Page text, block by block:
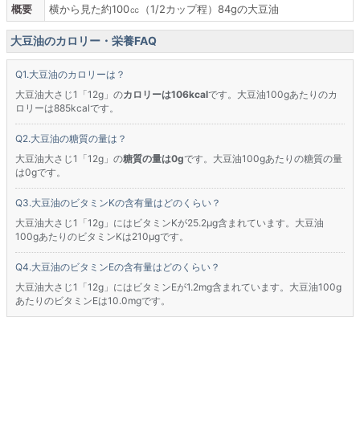
概要 横から見た約100㏄（1/2カップ程）84gの大豆油
大豆油のカロリー・栄養FAQ
大豆油のカロリーは？
大豆油大さじ1「12g」のカロリーは106kcalです。大豆油100gあたりのカ
ロリーは885kcalです。
大豆油の糖質の量は？
大豆油大さじ1「12g」の糖質の量は0gです。大豆油100gあたりの糖質の量
は0gです。
大豆油のビタミンKの含有量はどのくらい？
大豆油大さじ1「12g」にはビタミンKが25.2μg含まれています。大豆油
100gあたりのビタミンKは210μgです。
大豆油のビタミンEの含有量はどのくらい？
大豆油大さじ1「12g」にはビタミンEが1.2mg含まれています。大豆油100g
あたりのビタミンEは10.0mgです。